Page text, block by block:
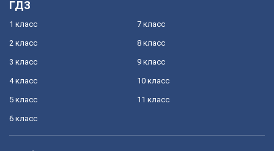
ГДЗ
1 класс
2 класс
3 класс
4 класс
5 класс
6 класс
7 класс
8 класс
9 класс
10 класс
11 класс